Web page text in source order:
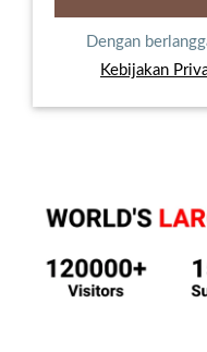
Dengan
Kebijakan